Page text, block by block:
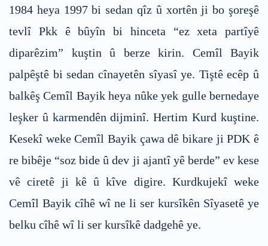
1984 heya 1997 bi sedan qîz û xortên ji bo şoreşê
tevlî Pkk ê bûyîn bi hinceta “ez xeta partîyê
diparêzim” kuştin û berze kirin. Cemîl Bayik
palpêştê bi sedan cînayetên sîyasî ye. Tiştê ecêp û
balkêş Cemîl Bayik heya nûke yek gulle bernedaye
leşker û karmendên dijminî. Hertim Kurd kuştine.
Kesekî weke Cemîl Bayik çawa dê bikare ji PDK ê
re bibêje “soz bide û dev ji ajantî yê berde” ev kese
vê ciretê ji kê û kîve digire. Kurdkujekî weke
Cemîl Bayik cîhê wî ne li ser kursîkên Sîyasetê ye
belku cîhê wî li ser kursîkê dadgehê ye.